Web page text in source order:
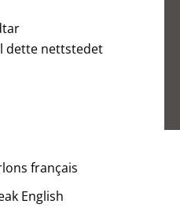
dette nettstedet
français
English